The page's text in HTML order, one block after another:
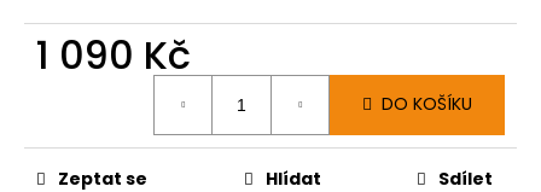
1 090 Kč
DO KOŠÍKU
Zeptat se Hlídat Sdílet